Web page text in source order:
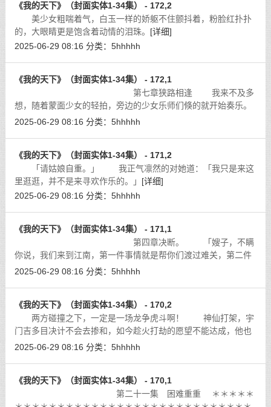
《我的天下》（封面实体1-34集） - 172,2
美少女粗喘着气，白玉一样的娇躯不住颤抖着，粉脸红扑扑
的，大眼睛更是饱含着动情的泪珠。 [详细]
2025-06-29 08:16 分类： 5hhhhh
《我的天下》（封面实体1-34集） - 172,1
第七章狭路相逢 我来不及多
想，随着蒙面少女的轻拍，旁边的少女乐师们倏的就开始奏乐。
[详细]
2025-06-29 08:16 分类： 5hhhhh
《我的天下》（封面实体1-34集） - 171,2
「请姑娘自重。」 我正气凛然的对她道：「我只是来这
里逛逛，并不是来寻欢作乐的。」 [详细]
2025-06-29 08:16 分类： 5hhhhh
《我的天下》（封面实体1-34集） - 171,1
第四章决断。 「嫂子，不瞒
你说，我们来到江南，第一件事情就是帮你们渡过难关，第二件
事情……是有关哥哥的秘密任务。他将会在一个月之后到来，在
2025-06-29 08:16 分类： 5hhhhh
《我的天下》（封面实体1-34集） - 170,2
两方碰撞之下，一定是一场龙争虎斗啊！ 神仙打架，宇
门吉多目决计不会去掺和，如今趁火打劫的愿望不能达成，他也
只能败退而去。 [详细]
2025-06-29 08:16 分类： 5hhhhh
《我的天下》（封面实体1-34集） - 170,1
第二十一集 困难重重 ＊＊＊＊＊